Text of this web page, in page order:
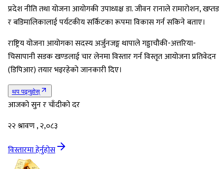
प्रदेश नीति तथा योजना आयोगकी उपाध्यक्ष डा. जीवन रानाले रामारोशन, खप्तड
र बडिमालिकालाई पर्यटकीय सर्किटका रूपमा विकास गर्न सकिने बताए।
राष्ट्रिय योजना आयोगका सदस्य अर्जुनजङ्ग थापाले गड्डाचौकी-अत्तरिया-
चिसापानी सडक खण्डलाई चार लेनमा विस्तार गर्न विस्तृत आयोजना प्रतिवेदन
(डिपिआर) तयार भइरहेको जानकारी दिए।
थप पढ्नुहोस्
आजको सुन र चाँदीको दर
२२ श्रावण , २,०८३
विस्तारमा हेर्नुहोस